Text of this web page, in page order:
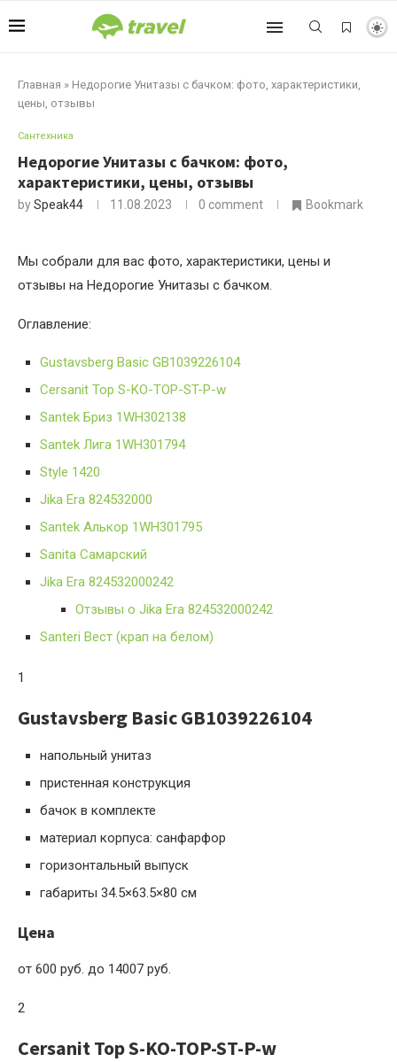
Главная » Недорогие Унитазы с бачком: фото, характеристики,
цены, отзывы
Сантехника
Недорогие Унитазы с бачком: фото,
характеристики, цены, отзывы
bySpeak44 11.08.2023 0 comment Bookmark
Мы собрали для вас фото, характеристики, цены и
отзывы на Недорогие Унитазы с бачком.
Оглавление:
Gustavsberg Basic GB1039226104
Cersanit Top S-KO-TOP-ST-P-w
Santek Бриз 1WH302138
Santek Лига 1WH301794
Style 1420
Jika Era 824532000
Santek Алькор 1WH301795
Sanita Самарский
Jika Era 824532000242
Отзывы о Jika Era 824532000242
Santeri Вест (крап на белом)
1
Gustavsberg Basic GB1039226104
напольный унитаз
пристенная конструкция
бачок в комплекте
материал корпуса: санфарфор
горизонтальный выпуск
габариты 34.5×63.5×80 см
Цена
от 600 руб. до 14007 руб.
2
Cersanit Top S-KO-TOP-ST-P-w